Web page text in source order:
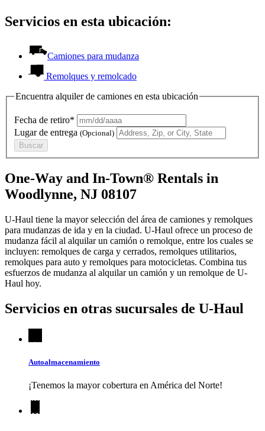
Servicios en esta ubicación:
Camiones para mudanza
Remolques y remolcado
Encuentra alquiler de camiones en esta ubicación
Fecha de retiro*
Lugar de entrega (Opcional)
Buscar
One-Way and In-Town® Rentals in
Woodlynne, NJ 08107
U-Haul tiene la mayor selección del área de camiones y remolques
para mudanzas de ida y en la ciudad. U-Haul ofrece un proceso de
mudanza fácil al alquilar un camión o remolque, entre los cuales se
incluyen: remolques de carga y cerrados, remolques utilitarios,
remolques para auto y remolques para motocicletas. Combina tus
esfuerzos de mudanza al alquilar un camión y un remolque de U-
Haul hoy.
Servicios en otras sucursales de U-Haul
Autoalmacenamiento
¡Tenemos la mayor cobertura en América del Norte!